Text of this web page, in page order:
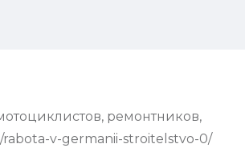
ремонтников,
v-germanii-stroitelstvo-0/